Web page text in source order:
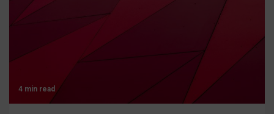
4 min read